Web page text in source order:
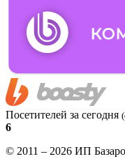
Посетителей за сегодня
6
© 2011 – 2026 ИП